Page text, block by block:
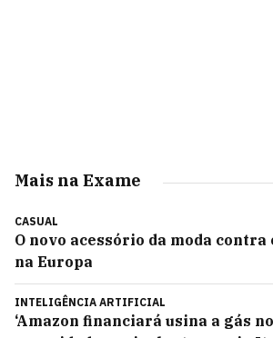
Mais na Exame
CASUAL
O novo acessório da moda
na Europa
INTELIGÊNCIA ARTIFICIAL
‘Amazon financiará usina a gás